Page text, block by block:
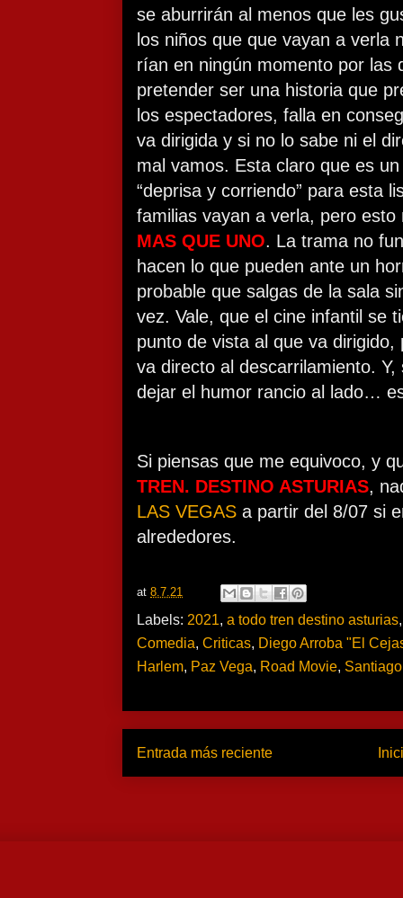
se aburrirán al menos que les
los niños que que vayan a verla
rían en ningún momento por las
pretender ser una historia que
los espectadores, falla en
va dirigida y si no lo sabe ni el
mal vamos. Esta claro que es
“deprisa y corriendo” para esta
familias vayan a verla, pero
MAS QUE UNO. La trama no
hacen lo que pueden ante un
probable que salgas de la sala
vez. Vale, que el cine infantil se
punto de vista al que va
va directo al descarrilamiento.
dejar el humor rancio al lado…
Si piensas que me equivoco, y
TREN. DESTINO ASTURIAS,
LAS VEGAS a partir del 8/07 si
alrededores.
at 8.7.21
Labels: 2021, a todo tren destino asturias
Comedia, Criticas, Diego Arroba "El
Harlem, Paz Vega, Road Movie,
Entrada más reciente